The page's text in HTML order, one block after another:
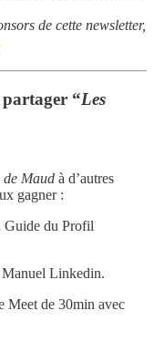
de cette newsletter,
partager “Les
de Maud à d’autres
gagner :
du Profil
Linkedin.
de 30min avec